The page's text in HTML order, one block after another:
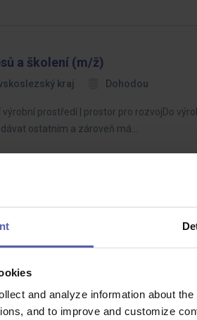
and analyze information about
and to improve and customize
a školení (m/ž)
kraj Dohodou
prostředí | prostor pro rozvojDo
ostatním a zároveň má…
kvality m/ž 1 směna
40 - 50 000 Kč/měs
automobilkami – BMW, Ford, Opel, Volvo,
Spolupráce v týmu…